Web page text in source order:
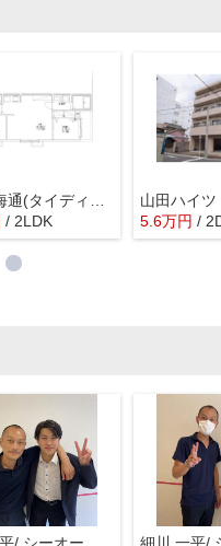
Tidy東海通(タイディートウカイドオリ)
/ 2LDK
山田ハイツ
5.6万円 /